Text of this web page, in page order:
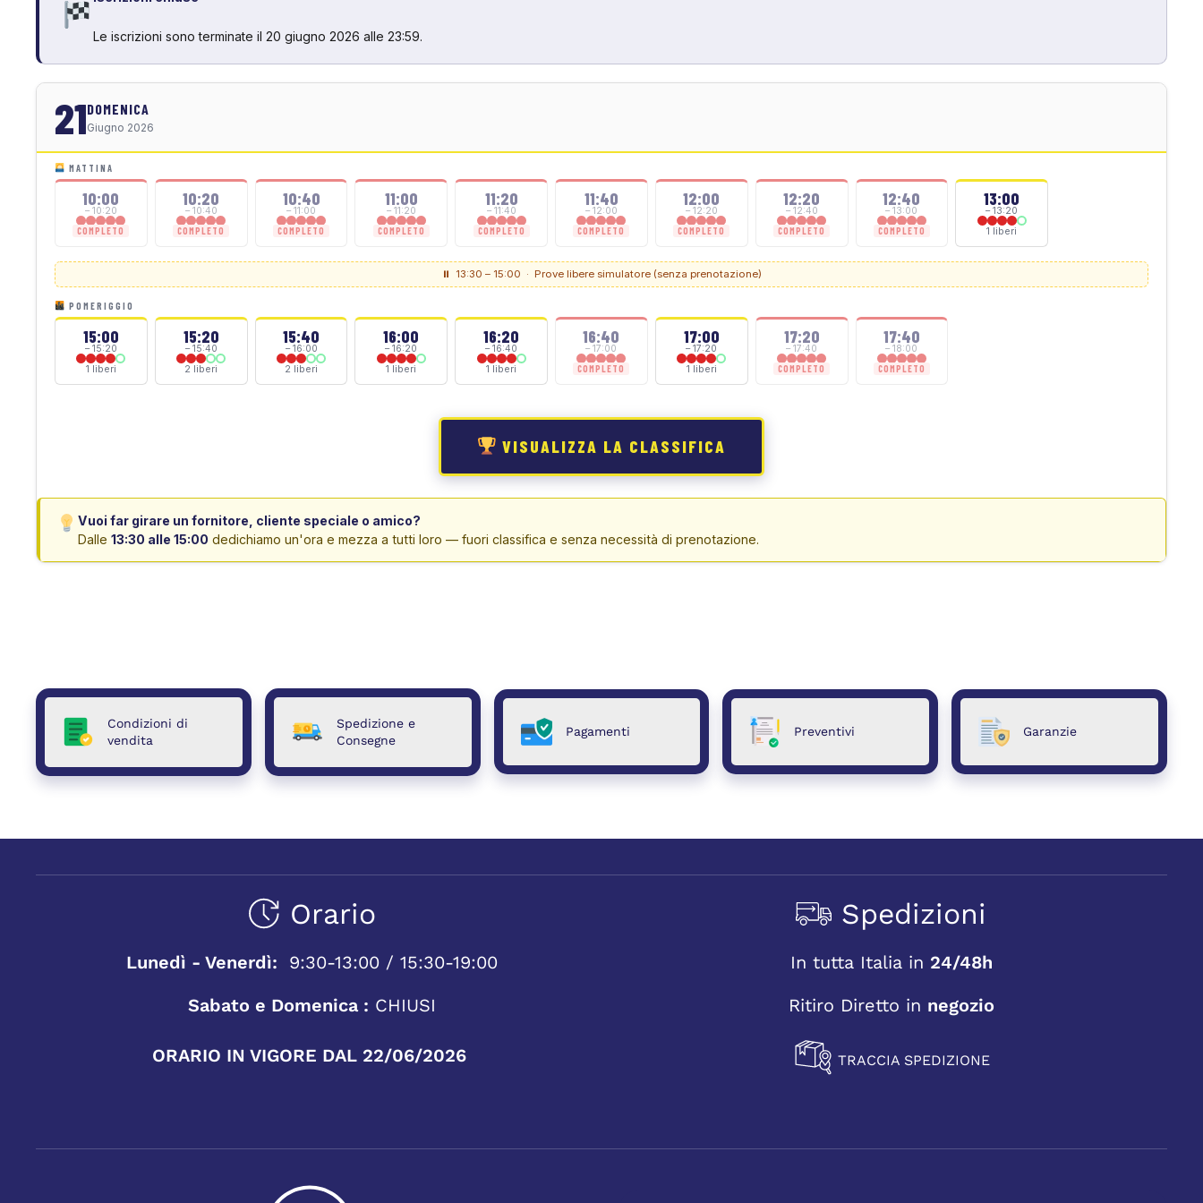
Le iscrizioni sono terminate il 20 giugno 2026 alle 23:59.
21DOMENICA
Giugno 2026
MATTINA
10:00
– 10:20
COMPLETO
10:20
– 10:40
COMPLETO
10:40
– 11:00
COMPLETO
11:00
– 11:20
COMPLETO
11:20
– 11:40
COMPLETO
11:40
– 12:00
COMPLETO
12:00
– 12:20
COMPLETO
12:20
– 12:40
COMPLETO
12:40
– 13:00
COMPLETO
13:00
– 13:20
1 liberi
⏸ 13:30 – 15:00 · Prove libere simulatore (senza prenotazione)
POMERIGGIO
15:00
– 15:20
1 liberi
15:20
– 15:40
2 liberi
15:40
– 16:00
2 liberi
16:00
– 16:20
1 liberi
16:20
– 16:40
1 liberi
16:40
– 17:00
COMPLETO
17:00
– 17:20
1 liberi
17:20
– 17:40
COMPLETO
17:40
– 18:00
COMPLETO
VISUALIZZA LA CLASSIFICA
Vuoi far girare un fornitore, cliente speciale o amico?
Dalle 13:30 alle 15:00 dedichiamo un'ora e mezza a tutti loro — fuori classifica e senza necessità di prenotazione.
Condizioni di
vendita
Spedizione e
Consegne
Pagamenti Preventivi Garanzie
Orario
Lunedì - Venerdì:
9:30-13:00 / 15:30-19:00
Sabato e Domenica : CHIUSI
ORARIO IN VIGORE DAL 22/06/2026
Spedizioni
In tutta Italia in 24/48h
Ritiro Diretto in negozio
TRACCIA SPEDIZIONE